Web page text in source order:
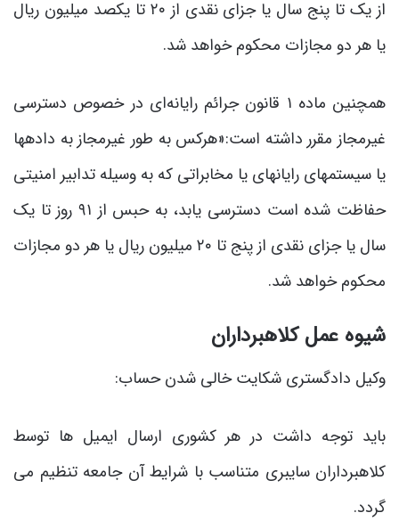
از یک تا پنج سال یا جزای نقدی از ۲۰ تا یکصد میلیون ریال
یا هر دو مجازات محکوم خواهد شد.
همچنین ماده ۱ قانون جرائم رایانه‌ای در خصوص دسترسی
غیرمجاز مقرر داشته است:«هرکس به طور غیرمجاز به داده‎ها
یا سیستم‎های رایانه‎ای یا مخابراتی که به وسیله تدابیر امنیتی
حفاظت شده است دسترسی یابد، به حبس از ۹۱ روز تا یک
سال یا جزای نقدی از پنج تا ۲۰ میلیون ریال یا هر دو مجازات
محکوم خواهد شد.
شیوه عمل کلاهبرداران
وکیل دادگستری شکایت خالی شدن حساب:
باید توجه داشت در هر کشوری ارسال ایمیل ها توسط
کلاهبرداران سایبری متناسب با شرایط آن جامعه تنظیم می
گردد.